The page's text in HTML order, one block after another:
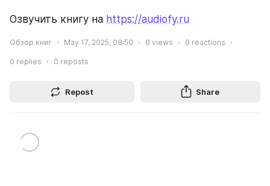
Озвучить книгу на https://audiofy.ru
Обзор книг May 17, 2025, 08:50 0 views 0 reactions
0 replies 0 reposts
Repost Share